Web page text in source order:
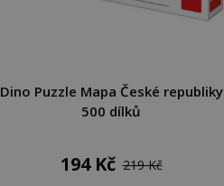
Dino Puzzle Mapa České republiky
500 dílků
194 Kč 219 Kč